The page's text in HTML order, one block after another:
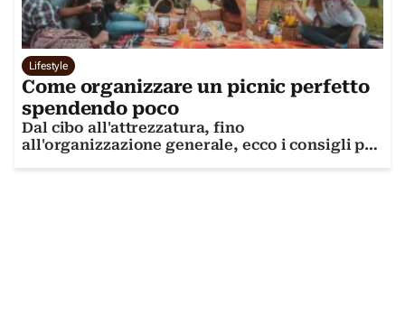
Lifestyle
Come organizzare un picnic perfetto
spendendo poco
Dal cibo all'attrezzatura, fino
all'organizzazione generale, ecco i consigli per